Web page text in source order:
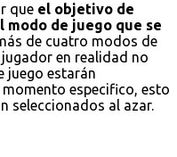
que el objetivo de
modo de juego que se
de cuatro modos de
en realidad no
juego estarán
especifico, esto
seleccionados al azar.